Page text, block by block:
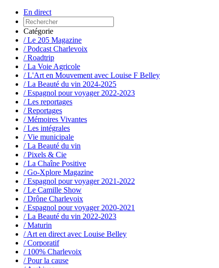
En direct
Catégorie
/ Le 205 Magazine
/ Podcast Charlevoix
/ Roadtrip
/ La Voie Agricole
/ L'Art en Mouvement avec Louise F Belley
/ La Beauté du vin 2024-2025
/ Espagnol pour voyager 2022-2023
/ Les reportages
/ Reportages
/ Mémoires Vivantes
/ Les intégrales
/ Vie municipale
/ La Beauté du vin
/ Pixels & Cie
/ La Chaîne Positive
/ Go-Xplore Magazine
/ Espagnol pour voyager 2021-2022
/ Le Camille Show
/ Drône Charlevoix
/ Espagnol pour voyager 2020-2021
/ La Beauté du vin 2022-2023
/ Maturin
/ Art en direct avec Louise Belley
/ Corporatif
/ 100% Charlevoix
/ Pour la cause